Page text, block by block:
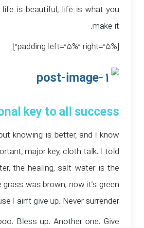
is beautiful, life is what you
make it.
[padding left=”5%” right=”5%”]
key to all success
knowing is better, and I know
major key, cloth talk. I told
the healing, salt water is the
was brown, now it’s green
I ain’t give up. Never surrender.
Bless up. Another one. Give